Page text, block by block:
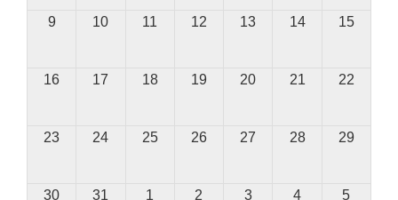
9 10 11 12 13 14 15
16 17 18 19 20 21 22
23 24 25 26 27 28 29
30 31 1 2 3 4 5